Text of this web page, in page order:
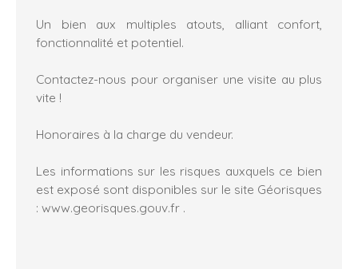
Un bien aux multiples atouts, alliant confort,
fonctionnalité et potentiel.
Contactez-nous pour organiser une visite au plus
vite !
Honoraires à la charge du vendeur.
Les informations sur les risques auxquels ce bien
est exposé sont disponibles sur le site Géorisques
: www.georisques.gouv.fr .